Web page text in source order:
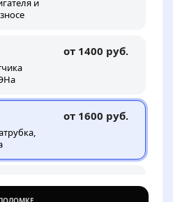
и
от 1400 руб.
от 1600 руб.